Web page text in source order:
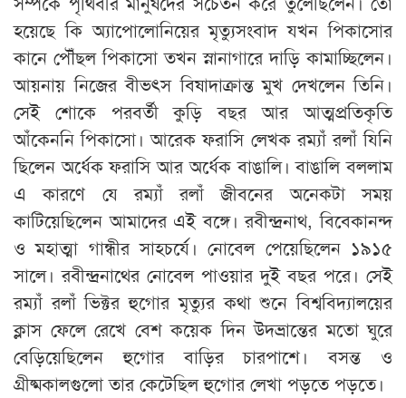
হয়েছে কি অ্যাপোলোনিয়ের মৃত্যুসংবাদ যখন পিকাসোর
কানে পৌঁছল পিকাসো তখন স্নানাগারে দাড়ি কামাচ্ছিলেন।
আয়নায় নিজের বীভৎস বিষাদাক্রান্ত মুখ দেখলেন তিনি।
সেই শোকে পরবর্তী কুড়ি বছর আর আত্মপ্রতিকৃতি
আঁকেননি পিকাসো। আরেক ফরাসি লেখক রম্যাঁ রলাঁ যিনি
ছিলেন অর্ধেক ফরাসি আর অর্ধেক বাঙালি। বাঙালি বললাম
এ কারণে যে রম্যাঁ রলাঁ জীবনের অনেকটা সময়
কাটিয়েছিলেন আমাদের এই বঙ্গে। রবীন্দ্রনাথ, বিবেকানন্দ
ও মহাত্মা গান্ধীর সাহচর্যে। নোবেল পেয়েছিলেন ১৯১৫
সালে। রবীন্দ্রনাথের নোবেল পাওয়ার দুই বছর পরে। সেই
রম্যাঁ রলাঁ ভিক্টর হুগোর মৃত্যুর কথা শুনে বিশ্ববিদ্যালয়ের
ক্লাস ফেলে রেখে বেশ কয়েক দিন উদভ্রান্তের মতো ঘুরে
বেড়িয়েছিলেন হুগোর বাড়ির চারপাশে। বসন্ত ও
গ্রীষ্মকালগুলো তার কেটেছিল হুগোর লেখা পড়তে পড়তে।